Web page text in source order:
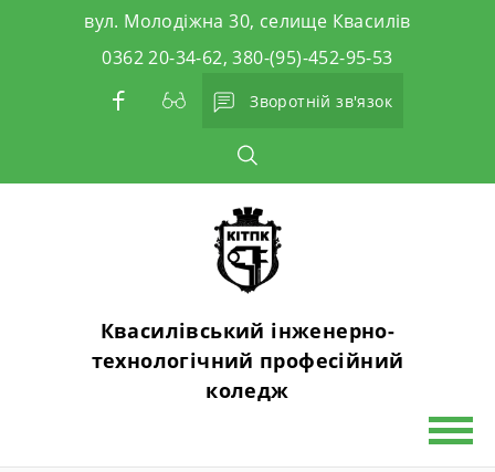
вул. Молодіжна 30, селище Квасилів
0362 20-34-62, 380-(95)-452-95-53
Зворотній зв'язок
Квасилівський інженерно-
технологічний професійний
коледж